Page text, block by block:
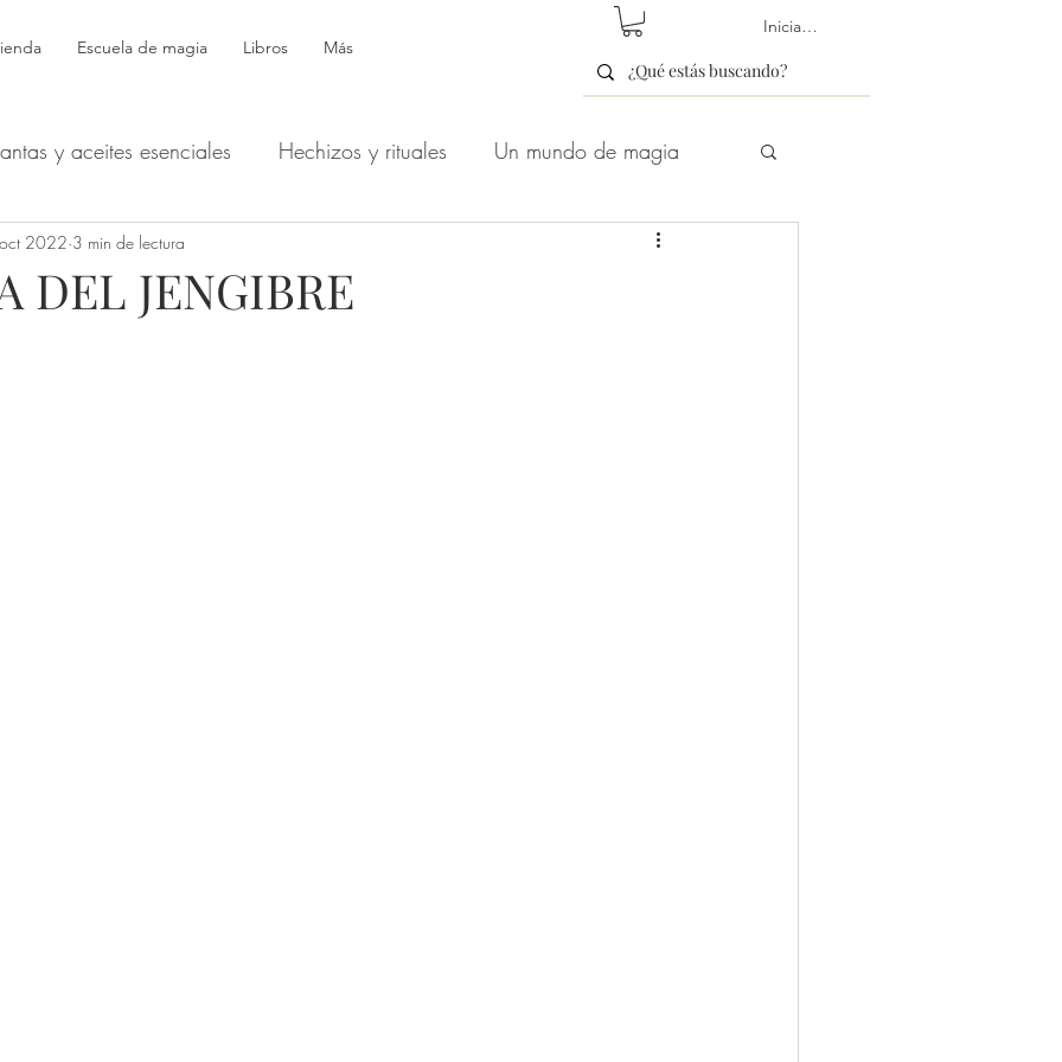
Escuela de magia Libros Más
Iniciar sesión
y aceites esenciales Hechizos y rituales Un mundo de magia
Símbolos Productos mágicos Boletín/newsletter
DEL JENGIBRE
2022 3 min de lectura